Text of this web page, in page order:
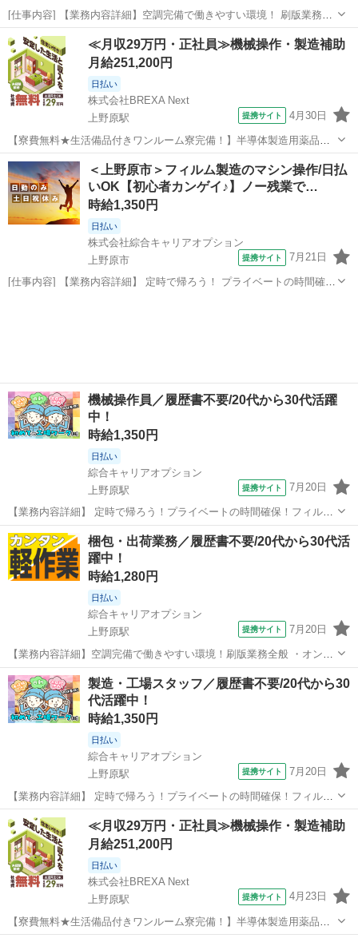
[仕事内容] 【業務内容詳細】空調完備で働きやすい環境！ 刷版業務全
般 ・オンデマンド印刷(オペレーター業務)・断裁(オペレーター業務)・
加工(オペレーター業務)・梱包・発送(手作業・ものによって重量物あ
り)・それらに付随す...
山梨 上野原市 仕分け
≪月収29万円・正社員≫機械操作・製造補助
月給251,200円
日払い
株式会社BREXA Next
上野原駅
提携サイト 4月30日
【寮費無料★生活備品付きワンルーム寮完備！】半導体製造用薬品の
製造業務！年に2回の業績賞与あり！赴任旅費会社負担！昇給あり★マ
イカー通勤OK＆送迎あり《山梨県上野原市》 人気の工場のお仕事 ◇
半導体製造用薬品の製造業務◇ ...
山梨 上野原市 上野原駅
＜上野原市＞フィルム製造のマシン操作/日払
いOK【初心者カンゲイ♪】ノー残業で…
時給1,350円
日払い
株式会社綜合キャリアオプション
上野原市
提携サイト 7月21日
[仕事内容] 【業務内容詳細】 定時で帰ろう！ プライベートの時間確
機械操作員／履歴書不要/20代から30代活躍
中！
時給1,350円
日払い
綜合キャリアオプション
上野原駅
提携サイト 7月20日
【業務内容詳細】 定時で帰ろう！プライベートの時間確保！フィルム
製造の関するプレス機オペレーター【取扱製品情報】フィルム ■お仕
事PR ≪定時で帰ろう≫ 自分の時間をしっかり確保できる、 残業基本
ナシのお仕事♪ ≪女性も活...
山梨 上野原市 上野原駅 工場
梱包・出荷業務／履歴書不要/20代から30代活
躍中！
時給1,280円
日払い
綜合キャリアオプション
上野原駅
提携サイト 7月20日
【業務内容詳細】空調完備で働きやすい環境！刷版業務全般 ・オンデ
マンド印刷(オペレーター業務)・断裁(オペレーター業務)・加工(オペレ
ーター業務)・梱包・発送(手作業・ものによって重量物あり)・それら
に付随する業務 【取扱製...
山梨 上野原市 上野原駅
製造・工場スタッフ／履歴書不要/20代から30
代活躍中！
時給1,350円
日払い
綜合キャリアオプション
上野原駅
提携サイト 7月20日
【業務内容詳細】 定時で帰ろう！プライベートの時間確保！フィルム
製造の関するプレス機オペレーター【取扱製品情報】フィルム ■お仕
事PR ≪定時で帰ろう≫ 自分の時間をしっかり確保できる、 残業基本
ナシのお仕事♪ ≪女性も活...
山梨 上野原市 上野原駅 工場
≪月収29万円・正社員≫機械操作・製造補助
月給251,200円
日払い
株式会社BREXA Next
上野原駅
提携サイト 4月23日
【寮費無料★生活備品付きワンルーム寮完備！】半導体製造用薬品の
製造業務！年に2回の業績賞与あり！赴任旅費会社負担！昇給あり★マ